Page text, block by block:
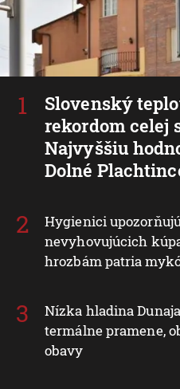
Slovenský
rekordom celej
Najvyššiu
Dolné
Hygienici
nevyhovujúcich
hrozbám patria
Nízka hladina
termálne pramene,
obavy